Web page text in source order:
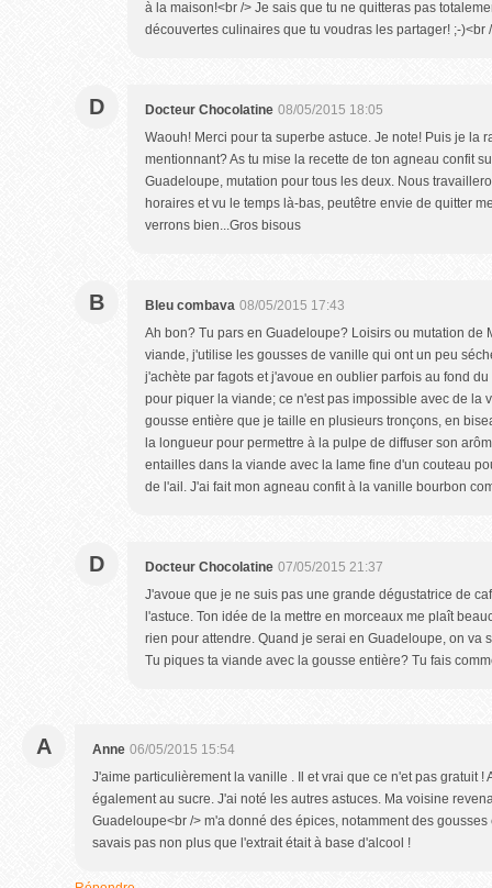
à la maison!<br /> Je sais que tu ne quitteras pas
découvertes culinaires que tu voudras les partager! ;-)<br
D Docteur Chocolatine 08/05/2015 18:05
Waouh! Merci pour ta superbe astuce. Je note! Puis je la
mentionnant? As tu mise la recette de ton agneau confit
Guadeloupe, mutation pour tous les deux. Nous
horaires et vu le temps là-bas, peutêtre envie de quitter
verrons bien...Gros bisous
B Bleu combava 08/05/2015 17:43
Ah bon? Tu pars en Guadeloupe? Loisirs ou mutation de
viande, j'utilise les gousses de vanille qui ont un peu
j'achète par fagots et j'avoue en oublier parfois au fond
pour piquer la viande; ce n'est pas impossible avec de la
gousse entière que je taille en plusieurs tronçons, en
la longueur pour permettre à la pulpe de diffuser son
entailles dans la viande avec la lame fine d'un couteau
de l'ail. J'ai fait mon agneau confit à la vanille bourbon
D Docteur Chocolatine 07/05/2015 21:37
J'avoue que je ne suis pas une grande dégustatrice de
l'astuce. Ton idée de la mettre en morceaux me plaît
rien pour attendre. Quand je serai en Guadeloupe, on va
Tu piques ta viande avec la gousse entière? Tu fais
A Anne 06/05/2015 15:54
J'aime particulièrement la vanille . Il et vrai que ce n'et pas gratuit !
également au sucre. J'ai noté les autres astuces. Ma voisine
Guadeloupe<br /> m'a donné des épices, notamment des
savais pas non plus que l'extrait était à base d'alcool !